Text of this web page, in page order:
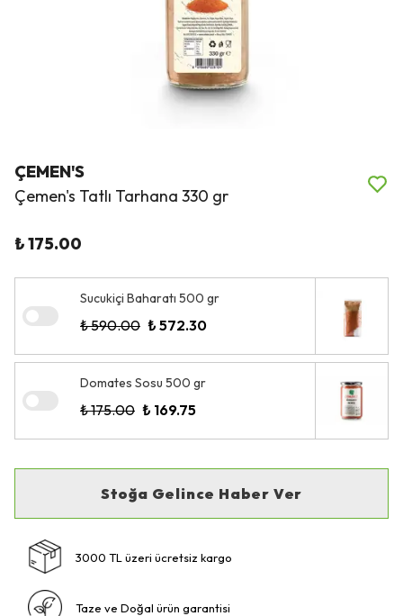
ÇEMEN'S
Çemen's Tatlı Tarhana 330 gr
₺ 175.00
Sucukiçi Baharatı 500 gr
₺ 590.00 ₺ 572.30
Domates Sosu 500 gr
₺ 175.00 ₺ 169.75
Stoğa Gelince Haber Ver
3000 TL üzeri ücretsiz kargo
Taze ve Doğal ürün garantisi